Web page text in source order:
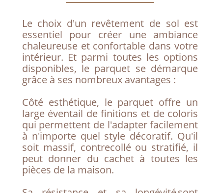
Le choix d'un revêtement de sol est
essentiel pour créer une ambiance
chaleureuse et confortable dans votre
intérieur. Et parmi toutes les options
disponibles, le parquet se démarque
grâce à ses nombreux avantages :
Côté esthétique, le parquet offre un
large éventail de finitions et de coloris
qui permettent de l'adapter facilement
à n'importe quel style décoratif. Qu'il
soit massif, contrecollé ou stratifié, il
peut donner du cachet à toutes les
pièces de la maison.